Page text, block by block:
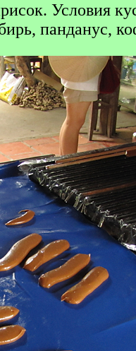
Условия
панданус,